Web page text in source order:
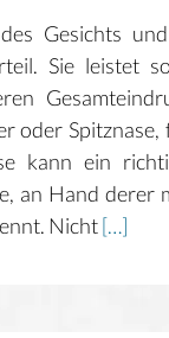
Gesichts
Sie leistet
oder Spitznase,
kann ein
an Hand derer
Nicht[…]